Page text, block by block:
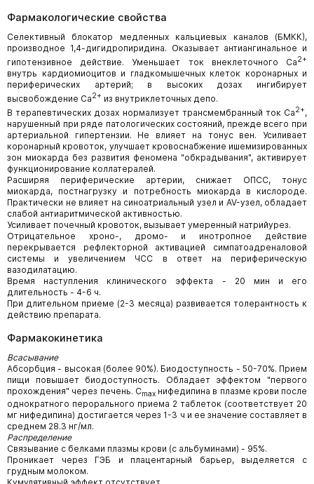
Фармакологические свойства
Селективный блокатор медленных кальциевых каналов (БМКК),
производное 1,4-дигидропиридина. Оказывает антиангинальное и
гипотензивное действие. Уменьшает ток внеклеточного Са2+
внутрь кардиомиоцитов и гладкомышечных клеток коронарных и
периферических артерий; в высоких дозах ингибирует
высвобождение Са2+ из внутриклеточных депо.
В терапевтических дозах нормализует трансмембранный ток Са2+,
нарушенный при ряде патологических состояний, прежде всего при
артериальной гипертензии. Не влияет на тонус вен. Усиливает
коронарный кровоток, улучшает кровоснабжение ишемизированных
зон миокарда без развития феномена "обкрадывания", активирует
функционирование коллатералей.
Расширяя периферические артерии, снижает ОПСС, тонус
миокарда, постнагрузку и потребность миокарда в кислороде.
Практически не влияет на синоатриальный узел и AV-узел, обладает
слабой антиаритмической активностью.
Усиливает почечный кровоток, вызывает умеренный натрийурез.
Отрицательное хроно-, дромо- и инотропное действие
перекрывается рефлекторной активацией симпатоадреналовой
системы и увеличением ЧСС в ответ на периферическую
вазодилатацию.
Время наступления клинического эффекта - 20 мин и его
длительность - 4-6 ч.
При длительном приеме (2-3 месяца) развивается толерантность к
действию препарата.
Фармакокинетика
Всасывание
Абсорбция - высокая (более 90%). Биодоступность - 50-70%. Прием
пищи повышает биодоступность. Обладает эффектом "первого
прохождения" через печень. Cmaxнифедипина в плазме крови после
однократного перорального приема 2 таблеток (соответствует 20
мг нифедипина) достигается через 1-3 ч и ее значение составляет в
среднем 28.3 нг/мл.
Распределение
Связывание с белками плазмы крови (с альбуминами) - 95%.
Проникает через ГЭБ и плацентарный барьер, выделяется с
грудным молоком.